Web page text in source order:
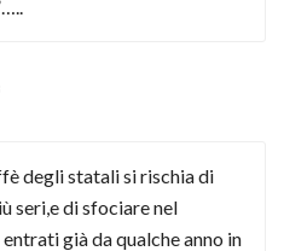
degli statali si rischia di
seri,e di sfociare nel
già da qualche anno in